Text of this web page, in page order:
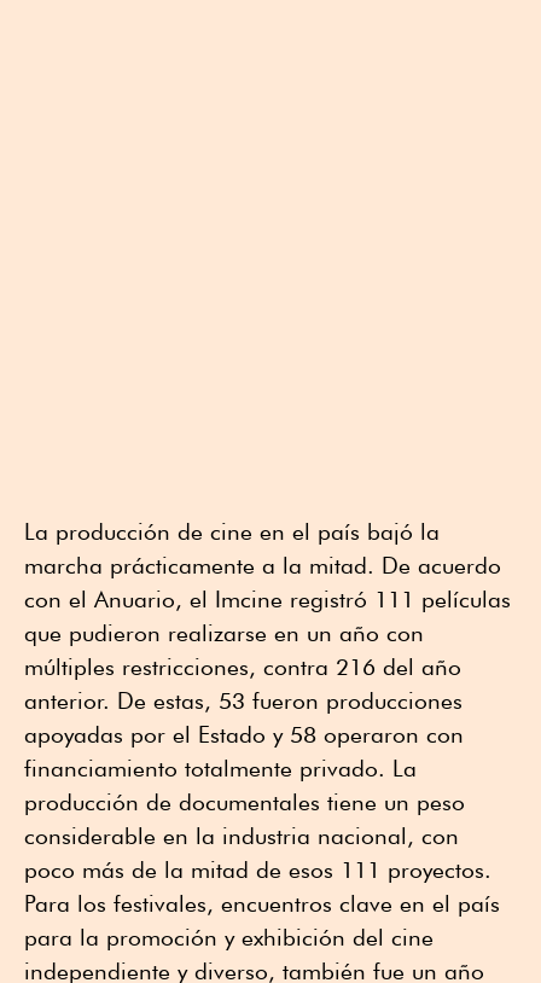
La producción de cine en el país bajó la
marcha prácticamente a la mitad. De acuerdo
con el Anuario, el Imcine registró 111 películas
que pudieron realizarse en un año con
múltiples restricciones, contra 216 del año
anterior. De estas, 53 fueron producciones
apoyadas por el Estado y 58 operaron con
financiamiento totalmente privado. La
producción de documentales tiene un peso
considerable en la industria nacional, con
poco más de la mitad de esos 111 proyectos.
Para los festivales, encuentros clave en el país
para la promoción y exhibición del cine
independiente y diverso, también fue un año